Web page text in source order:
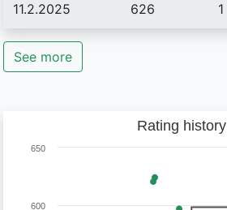
11.2.2025 626 1
See more
Rating history
600
650